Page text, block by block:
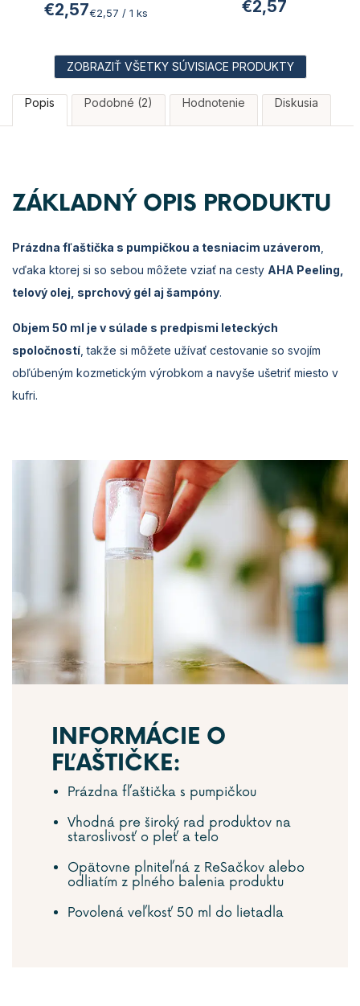
€2,57Jednotková
€2,57 / 1 ks €2,57
ZOBRAZIŤ VŠETKY SÚVISIACE PRODUKTY
Popis Podobné (2) Hodnotenie Diskusia
ZÁKLADNÝ OPIS PRODUKTU
Prázdna fľaštička s pumpičkou a tesniacim uzáverom
vďaka ktorej si so sebou môžete vziať na cesty AHA Peeling,
telový olej, sprchový gél aj šampóny.
Objem 50 ml je v súlade s predpismi leteckých
spoločností , takže si môžete užívať cestovanie so svojím
obľúbeným kozmetickým výrobkom a navyše ušetriť miesto v
kufri.
INFORMÁCIE O
FĽAŠTIČKE:
Prázdna fľaštička s pumpičkou
Vhodná pre široký rad produktov na
staroslivosť o pleť a telo
Opätovne plniteľná z ReSačkov alebo
odliatím z plného balenia produktu
Povolená veľkosť 50 ml do lietadla